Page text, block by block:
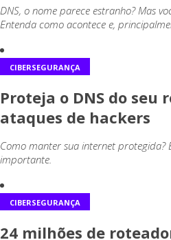
DNS, o nome parece estranho? Mas
Entenda como acontece e,
CIBERSEGURANÇA
Proteja o DNS do seu
ataques de hackers
Como manter sua internet protegida?
importante.
CIBERSEGURANÇA
24 milhões de